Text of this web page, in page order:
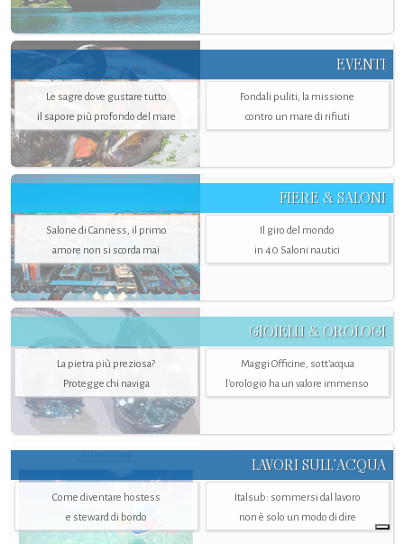
EVENTI
Le sagre dove gustare tutto
il sapore più profondo del mare
Fondali puliti, la missione
contro un mare di rifiuti
FIERE & SALONI
Salone di Canness, il primo
amore non si scorda mai
Il giro del mondo
in 40 Saloni nautici
GIOIELLI & OROLOGI
La pietra più preziosa?
Protegge chi naviga
Maggi Officine, sott’acqua
l'orologio ha un valore immenso
LAVORI SULL’ACQUA
Come diventare hostess
e steward di bordo
Italsub: sommersi dal lavoro
non è solo un modo di dire